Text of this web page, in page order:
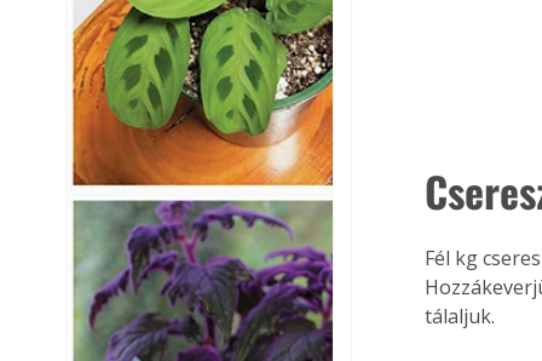
Fél kg
tálaljuk.